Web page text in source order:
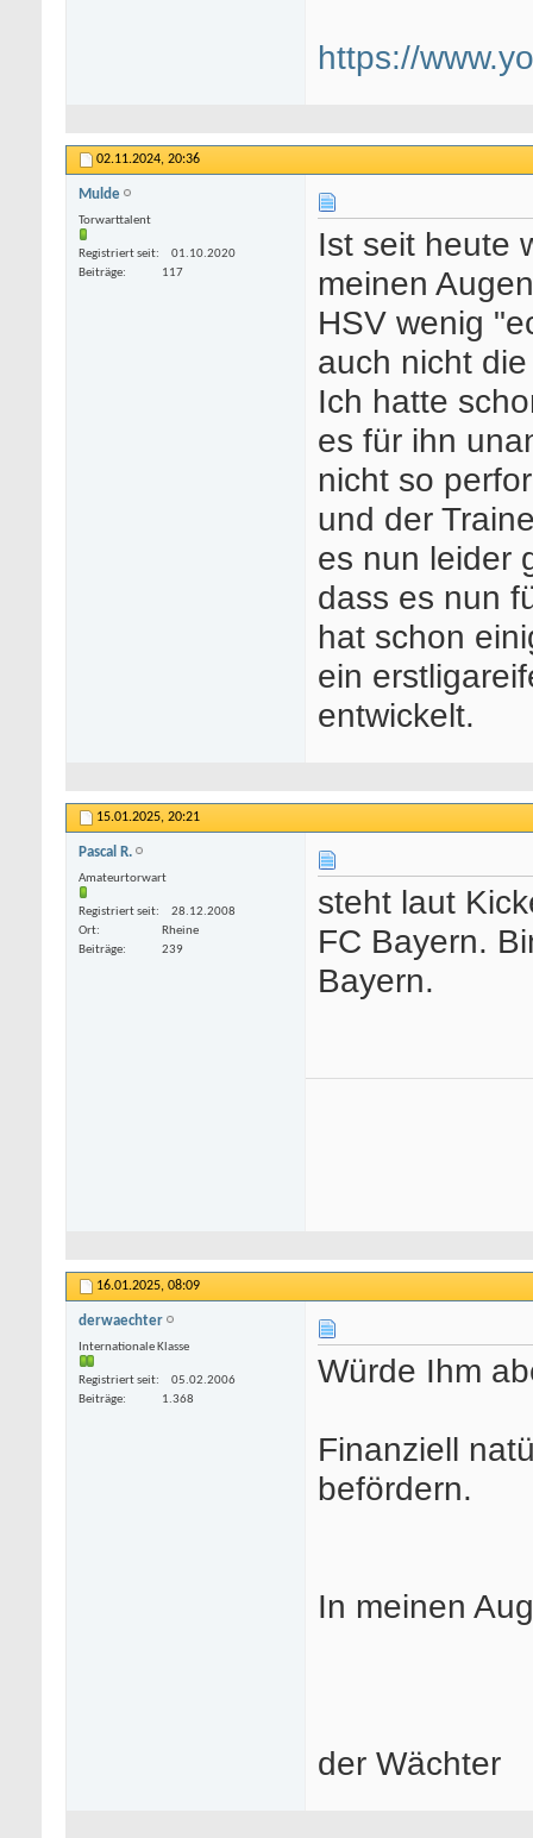
https://
02.11.2024, 20:36
Mulde
Torwarttalent
Registriert seit
01.10.2020
Beiträge
117
Ist seit heute
meinen
HSV wenig
auch nicht
Ich hatte
es für ihn
nicht so
und der
es nun leider
dass es nun
hat schon
ein
entwickelt.
15.01.2025, 20:21
Pascal R.
Amateurtorwart
Registriert seit
28.12.2008
Ort
Rheine
Beiträge
239
steht laut
FC Bayern.
Bayern.
16.01.2025, 08:09
derwaechter
Internationale Klasse
Registriert seit
05.02.2006
Beiträge
1.368
Würde Ihm
Finanziell
befördern.
In meinen
der Wächter